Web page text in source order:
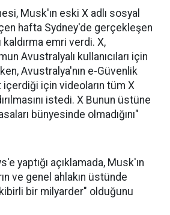
Musk'ın eski X adlı sosyal
hafta Sydney'de gerçekleşen
kaldırma emri verdi. X,
Avustralyalı kullanıcıları için
Avustralya'nın e-Güvenlik
içerdiği için videoların tüm X
istedi. X Bunun üstüne
bünyesinde olmadığını"
yaptığı açıklamada, Musk'ın
ve genel ahlakın üstünde
bir milyarder" olduğunu